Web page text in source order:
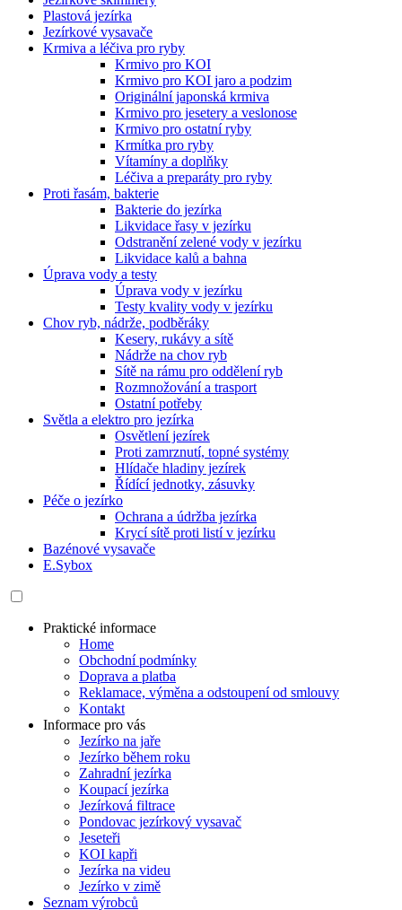
Plastová jezírka
Jezírkové vysavače
Krmiva a léčiva pro ryby
Krmivo pro KOI
Krmivo pro KOI jaro a podzim
Originální japonská krmiva
Krmivo pro jesetery a veslonose
Krmivo pro ostatní ryby
Krmítka pro ryby
Vítamíny a doplňky
Léčiva a preparáty pro ryby
Proti řasám, bakterie
Bakterie do jezírka
Likvidace řasy v jezírku
Odstranění zelené vody v jezírku
Likvidace kalů a bahna
Úprava vody a testy
Úprava vody v jezírku
Testy kvality vody v jezírku
Chov ryb, nádrže, podběráky
Kesery, rukávy a sítě
Nádrže na chov ryb
Sítě na rámu pro oddělení ryb
Rozmnožování a trasport
Ostatní potřeby
Světla a elektro pro jezírka
Osvětlení jezírek
Proti zamrznutí, topné systémy
Hlídače hladiny jezírek
Řídící jednotky, zásuvky
Péče o jezírko
Ochrana a údržba jezírka
Krycí sítě proti listí v jezírku
Bazénové vysavače
E.Sybox
Praktické informace
Home
Obchodní podmínky
Doprava a platba
Reklamace, výměna a odstoupení od smlouvy
Kontakt
Informace pro vás
Jezírko na jaře
Jezírko během roku
Zahradní jezírka
Koupací jezírka
Jezírková filtrace
Pondovac jezírkový vysavač
Jeseteři
KOI kapři
Jezírka na videu
Jezírko v zimě
Seznam výrobců